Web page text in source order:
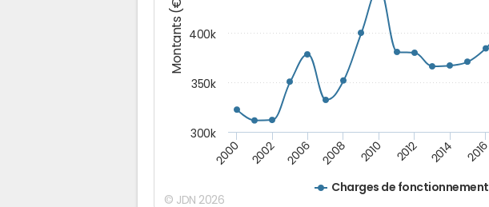
Montants (€)
Charges de fonctionnement
2000 2002 2006 2008 2010 2012 2014 2016
300k
350k
400k
© JDN 2026